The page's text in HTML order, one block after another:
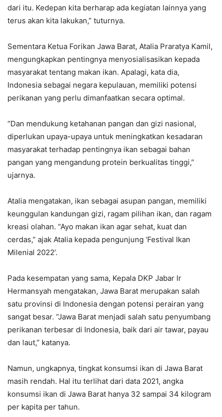
dari itu. Kedepan kita berharap ada kegiatan lainnya yang
terus akan kita lakukan,” tuturnya.
Sementara Ketua Forikan Jawa Barat, Atalia Praratya Kamil,
mengungkapkan pentingnya menyosialisasikan kepada
masyarakat tentang makan ikan. Apalagi, kata dia,
Indonesia sebagai negara kepulauan, memiliki potensi
perikanan yang perlu dimanfaatkan secara optimal.
“Dan mendukung ketahanan pangan dan gizi nasional,
diperlukan upaya-upaya untuk meningkatkan kesadaran
masyarakat terhadap pentingnya ikan sebagai bahan
pangan yang mengandung protein berkualitas tinggi,”
ujarnya.
Atalia mengatakan, ikan sebagai asupan pangan, memiliki
keunggulan kandungan gizi, ragam pilihan ikan, dan ragam
kreasi olahan. “Ayo makan ikan agar sehat, kuat dan
cerdas,” ajak Atalia kepada pengunjung ‘Festival Ikan
Milenial 2022’.
Pada kesempatan yang sama, Kepala DKP Jabar Ir
Hermansyah mengatakan, Jawa Barat merupakan salah
satu provinsi di Indonesia dengan potensi perairan yang
sangat besar. “Jawa Barat menjadi salah satu penyumbang
perikanan terbesar di Indonesia, baik dari air tawar, payau
dan laut,” katanya.
Namun, ungkapnya, tingkat konsumsi ikan di Jawa Barat
masih rendah. Hal itu terlihat dari data 2021, angka
konsumsi ikan di Jawa Barat hanya 32 sampai 34 kilogram
per kapita per tahun.